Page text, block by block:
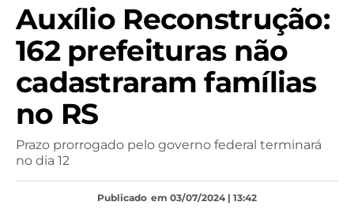
Auxílio Reconstrução:
162 prefeituras não
cadastraram famílias
no RS
Prazo prorrogado pelo governo federal terminará
no dia 12
Publicado em 03/07/2024 | 13:42